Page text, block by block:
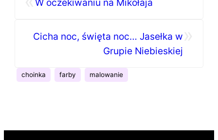
W oczekiwaniu na Mikołaja
Cicha noc, święta noc… Jasełka w
Grupie Niebieskiej
choinka farby malowanie